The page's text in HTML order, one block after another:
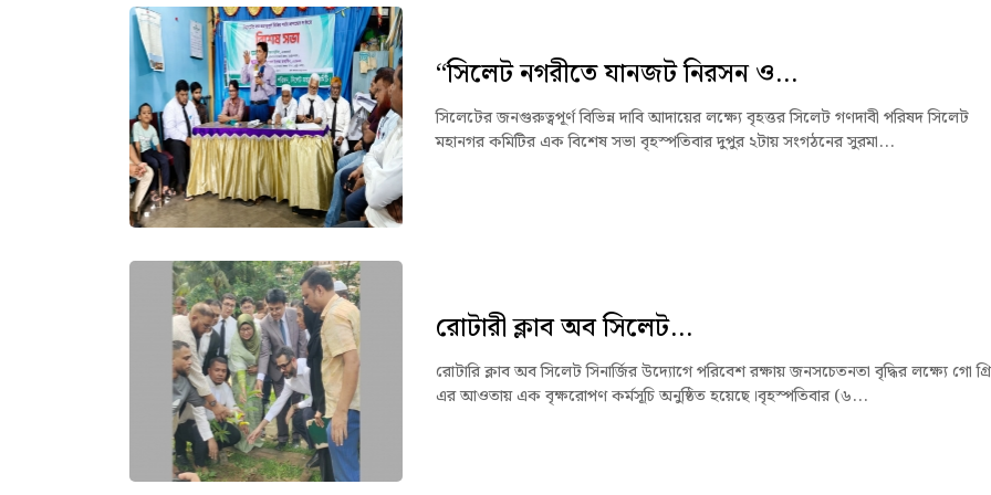
“সিলেট নগরীতে যানজট নিরসন ও...
সিলেটের জনগুরুত্বপূর্ণ বিভিন্ন দাবি আদায়ের লক্ষ্যে বৃহত্তর সিলেট গণদাবী পরিষদ সিলেট
মহানগর কমিটির এক বিশেষ সভা বৃহস্পতিবার দুপুর ২টায় সংগঠনের সুরমা...
রোটারী ক্লাব অব সিলেট...
রোটারি ক্লাব অব সিলেট সিনার্জির উদ্যোগে পরিবেশ রক্ষায় জনসচেতনতা বৃদ্ধির লক্ষ্যে গো
এর আওতায় এক বৃক্ষরোপণ কর্মসূচি অনুষ্ঠিত হয়েছে।বৃহস্পতিবার (৬...